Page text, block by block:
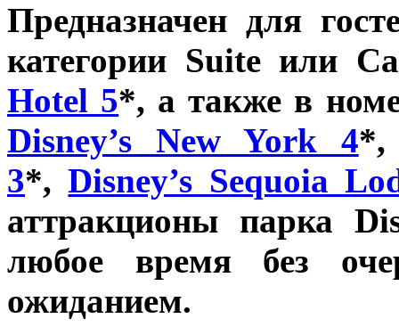
Предназначен для
категории Suite или
Hotel 5*, а также в
Disney’s New York 4
3*,Disney’s Sequoia
аттракционы парка
любое время без
ожиданием.